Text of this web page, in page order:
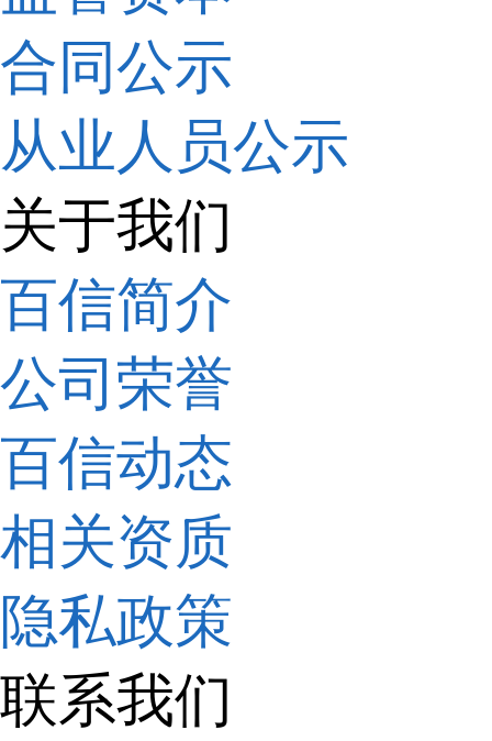
合同公示
从业人员公示
关于我们
百信简介
公司荣誉
百信动态
相关资质
隐私政策
联系我们